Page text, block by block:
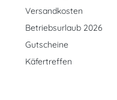
Versandkosten
Betriebsurlaub 2026
Gutscheine
Käfertreffen